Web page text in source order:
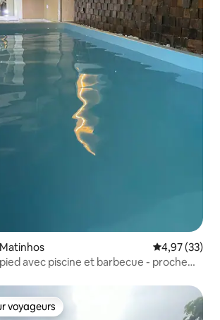
Évaluation
4,97 (33)
avec piscine et barbecue - proche
les plus appréciés
voyageurs